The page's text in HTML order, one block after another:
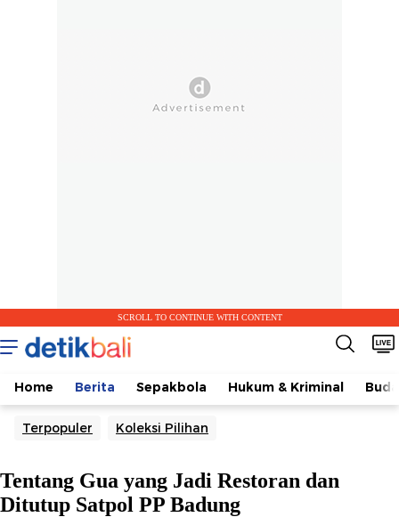
SCROLL TO CONTINUE WITH CONTENT
Home Berita Sepakbola Hukum & Kriminal
Terpopuler Koleksi Pilihan
Tentang Gua yang Jadi Restoran dan
Ditutup Satpol PP Badung